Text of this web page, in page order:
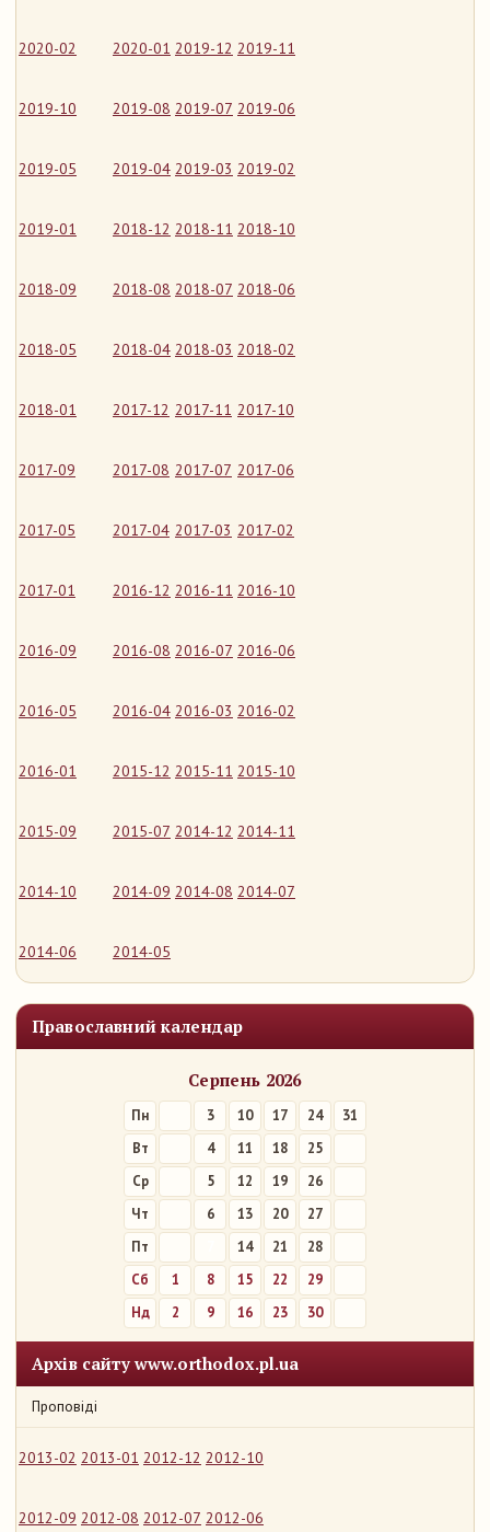
2020-02 2020-01 2019-12 2019-11
2019-10 2019-08 2019-07 2019-06
2019-05 2019-04 2019-03 2019-02
2019-01 2018-12 2018-11 2018-10
2018-09 2018-08 2018-07 2018-06
2018-05 2018-04 2018-03 2018-02
2018-01 2017-12 2017-11 2017-10
2017-09 2017-08 2017-07 2017-06
2017-05 2017-04 2017-03 2017-02
2017-01 2016-12 2016-11 2016-10
2016-09 2016-08 2016-07 2016-06
2016-05 2016-04 2016-03 2016-02
2016-01 2015-12 2015-11 2015-10
2015-09 2015-07 2014-12 2014-11
2014-10 2014-09 2014-08 2014-07
2014-06 2014-05
Православний календар
Серпень 2026
Пн 3 10 17 24
31
Вт
4 11 18
25
Ср
5 12 19
26
Чт
6 13 20
27
Пт
14 21
28
Сб
1 8 15 22
29
Нд
2 9 16 23 30
Архів сайту www.orthodox.pl.ua
Проповіді
2013-02 2013-01 2012-12 2012-10
2012-09 2012-08 2012-07 2012-06